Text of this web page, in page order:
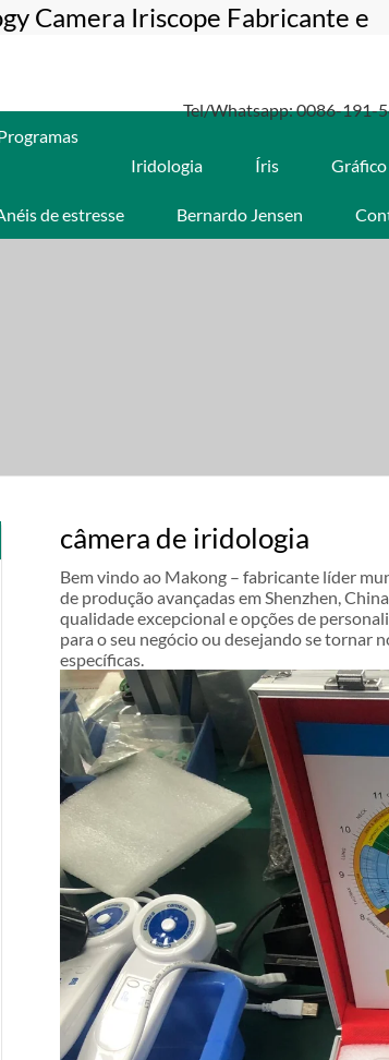
Camera Iriscope Fabricante e
Tel/Whatsapp: 0086-191-
Iridologia
Íris
de estresse Bernardo Jensen
câmera de iridologia
Bem vindo ao Makong – fabricante líder
de produção avançadas em Shenzhen,
qualidade excepcional e opções de
para o seu negócio ou desejando se tornar
específicas.